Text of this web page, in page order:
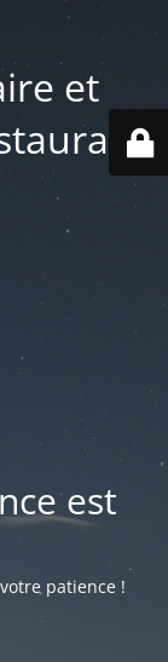
et
est
patience !